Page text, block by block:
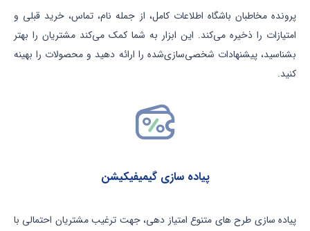
پرونده مخاطبان باشگاه اطلاعات کامل، از جمله نام، تماس، خرید قبلی و
امتیازات را ذخیره می‌کند. این ابزار به شما کمک می‌کند مشتریان را بهتر
بشناسید، پیشنهادات شخصی‌سازی‌شده را ارائه دهید و محصولات را بهینه
کنید.
پیاده سازی گیمیفیکیشن
پیاده سازی طرح های متنوع امتیاز دهی، جهت ترغیب مشتریان احتمالی با